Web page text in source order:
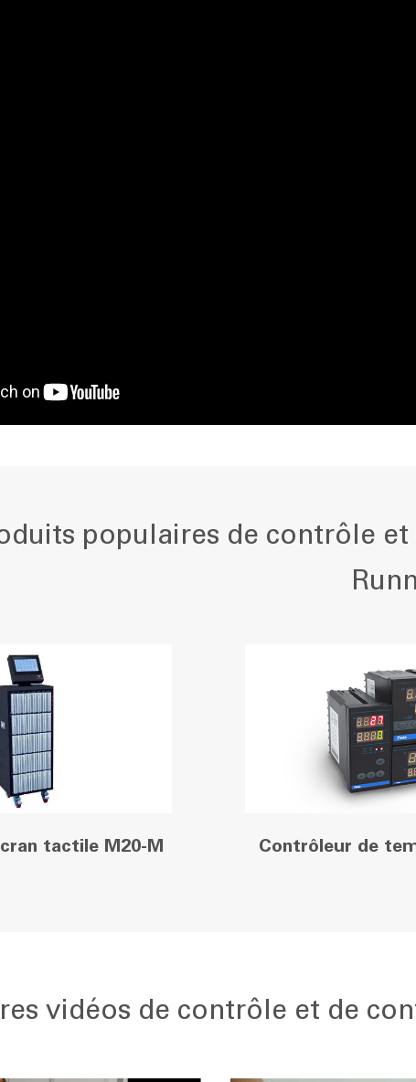
populaires de contrôle
tactile M20-M Contrôleur de
vidéos de contrôle et de